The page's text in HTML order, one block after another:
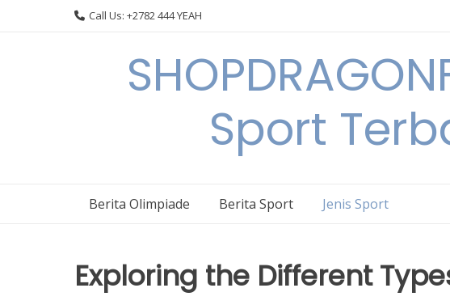
Call Us: +2782 444 YEAH
Sport
Berita Olimpiade Berita Sport Jenis Sport
Exploring the Different